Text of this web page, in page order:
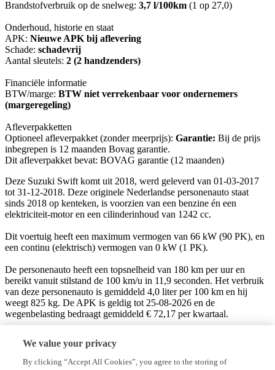
Brandstofverbruik op de snelweg: 3,7 l/100km (1 op 27,0)
Onderhoud, historie en staat
APK: Nieuwe APK bij aflevering
Schade: schadevrij
Aantal sleutels: 2 (2 handzenders)
Financiële informatie
BTW/marge: BTW niet verrekenbaar voor ondernemers
(margeregeling)
Afleverpakketten
Optioneel afleverpakket (zonder meerprijs): Garantie: Bij de prijs
inbegrepen is 12 maanden Bovag garantie.
Dit afleverpakket bevat: BOVAG garantie (12 maanden)
Deze Suzuki Swift komt uit 2018, werd geleverd van 01-03-2017
tot 31-12-2018. Deze originele Nederlandse personenauto staat
sinds 2018 op kenteken, is voorzien van een benzine én een
elektriciteit-motor en een cilinderinhoud van 1242 cc.
Dit voertuig heeft een maximum vermogen van 66 kW (90 PK), en
een continu (elektrisch) vermogen van 0 kW (1 PK).
De personenauto heeft een topsnelheid van 180 km per uur en
bereikt vanuit stilstand de 100 km/u in 11,9 seconden. Het verbruik
van deze personenauto is gemiddeld 4,0 liter per 100 km en hij
weegt 825 kg. De APK is geldig tot 25-08-2026 en de
wegenbelasting bedraagt gemiddeld € 72,17 per kwartaal.
onderhoudsbeurt, nieuwe APK keuring, en een volledige re-
conditionering.
We value your privacy
By clicking “Accept All Cookies”, you agree to the storing of